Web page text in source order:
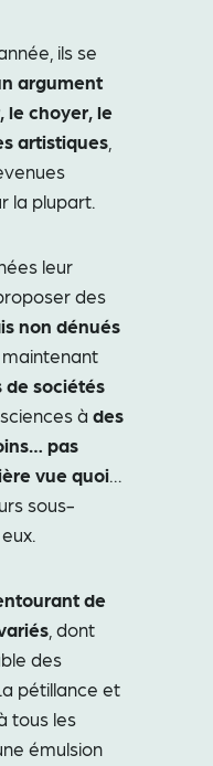
ils se
argument
le choyer, le
artistiques
la plupart.
leur
des
non dénués
maintenant
de sociétés
àdes
pas
vue quoi…
sous-
de
, dont
des
pétillance et
tous les
émulsion